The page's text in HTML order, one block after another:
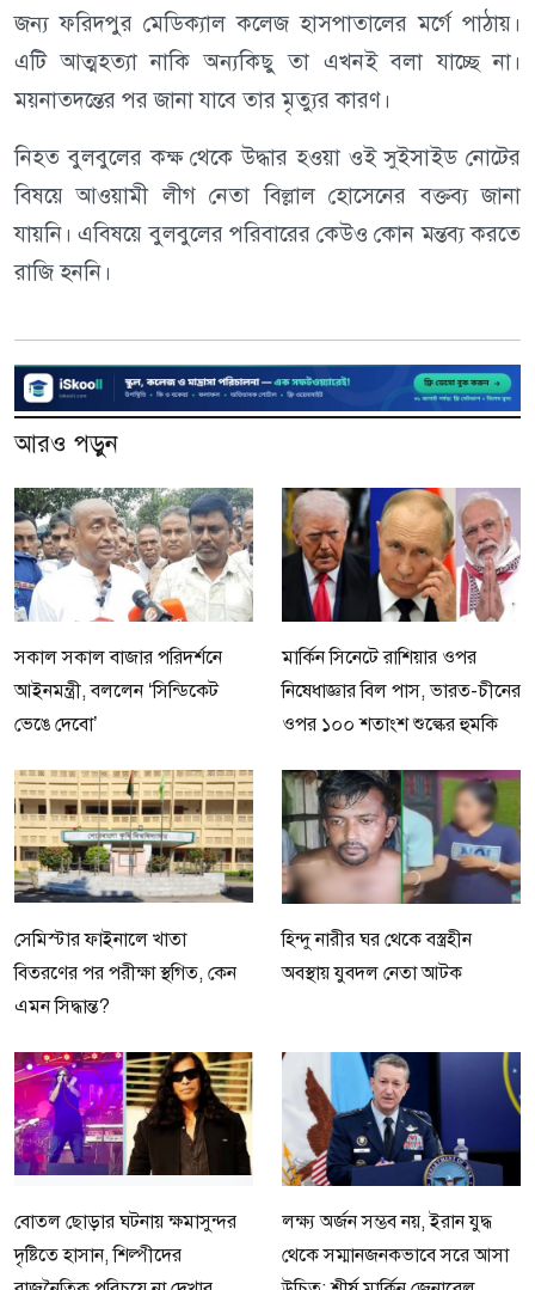
জন্য ফরিদপুর মেডিক্যাল কলেজ হাসপাতালের মর্গে পাঠায়।
এটি আত্মহত্যা নাকি অন্যকিছু তা এখনই বলা যাচ্ছে না।
ময়নাতদন্তের পর জানা যাবে তার মৃত্যুর কারণ।
নিহত বুলবুলের কক্ষ থেকে উদ্ধার হওয়া ওই সুইসাইড নোটের
বিষয়ে আওয়ামী লীগ নেতা বিল্লাল হোসেনের বক্তব্য জানা
যায়নি। এবিষয়ে বুলবুলের পরিবারের কেউও কোন মন্তব্য করতে
রাজি হননি।
আরও পড়ুন
সকাল সকাল বাজার পরিদর্শনে
আইনমন্ত্রী, বললেন ‘সিন্ডিকেট
ভেঙে দেবো’
মার্কিন সিনেটে রাশিয়ার ওপর
নিষেধাজ্ঞার বিল পাস, ভারত-চীনের
ওপর ১০০ শতাংশ শুল্কের হুমকি
সেমিস্টার ফাইনালে খাতা
বিতরণের পর পরীক্ষা স্থগিত, কেন
এমন সিদ্ধান্ত?
হিন্দু নারীর ঘর থেকে বস্ত্রহীন
অবস্থায় যুবদল নেতা আটক
বোতল ছোড়ার ঘটনায় ক্ষমাসুন্দর
দৃষ্টিতে হাসান, শিল্পীদের
লক্ষ্য অর্জন সম্ভব নয়, ইরান যুদ্ধ
থেকে সম্মানজনকভাবে সরে আসা